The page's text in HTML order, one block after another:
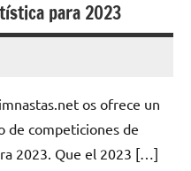
para 2023
os ofrece un
de competiciones de
2023. Que el 2023 […]